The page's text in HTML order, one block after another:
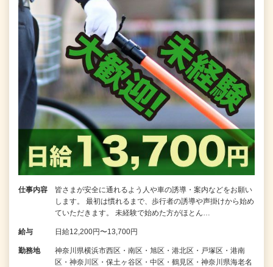
仕事内容
皆さまが安全に通れるよう人や車の誘導・案内などをお願い
します。 最初は慣れるまで、歩行者の誘導や声掛けから始め
ていただきます。 未経験で始めた方がほとん…
給与 日給12,200円〜13,700円
勤務地
神奈川県横浜市西区・南区・旭区・港北区・戸塚区・港南
区・神奈川区・保土ヶ谷区・中区・鶴見区・神奈川県海老名